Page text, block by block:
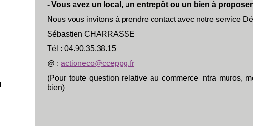
- Vous avez un local, un entrepôt ou un bien à
Nous vous invitons à prendre contact avec notre service
Sébastien CHARRASSE
Tél : 04.90.35.38.15
@ : actioneco@cceppg.fr
(Pour toute question relative au commerce intra muros,
bien)